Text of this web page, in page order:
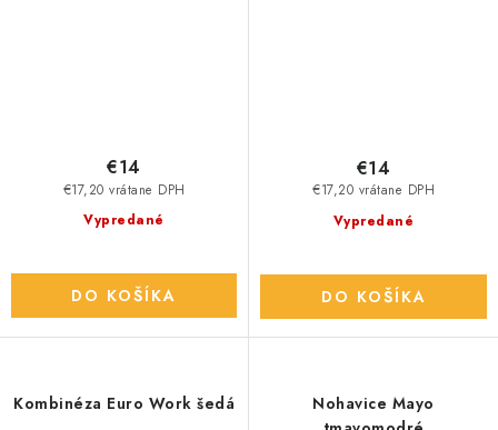
Vypredané
€17,20 vrátane DPH
€14
DO KOŠÍKA
Vypredané
€17,20 vrátane DPH
€14
DO KOŠÍKA
Kombinéza Euro Work šedá
Nohavice Mayo